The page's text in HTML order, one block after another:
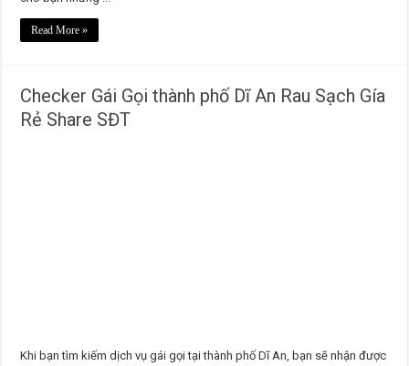
Read More »
Checker Gái Gọi thành phố Dĩ An Rau Sạch Gía
Rẻ Share SĐT
Khi bạn tìm kiếm dịch vụ gái gọi tại thành phố Dĩ An, bạn sẽ nhận được